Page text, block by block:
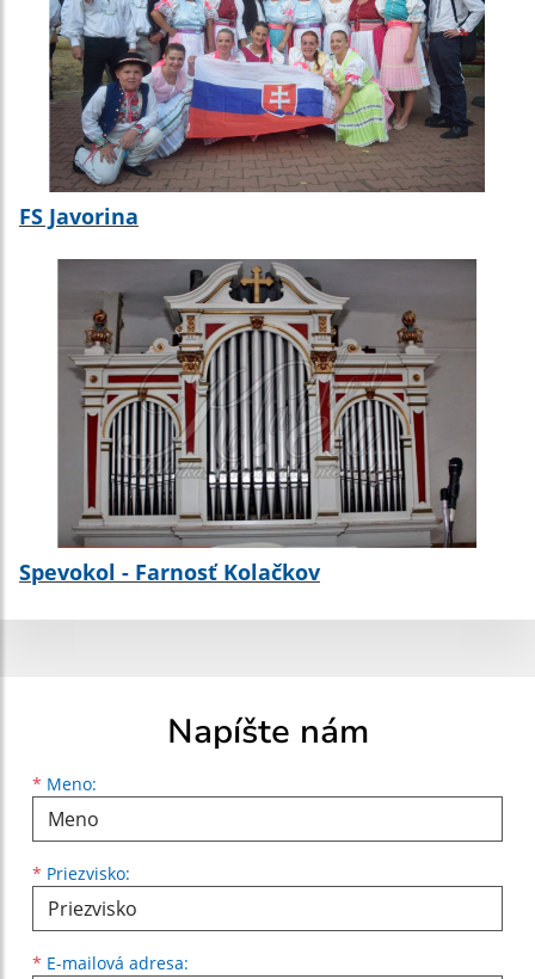
FS Javorina
Spevokol - Farnosť Kolačkov
Napíšte nám
* Meno:
Meno
* Priezvisko:
Priezvisko
* E-mailová adresa:
E-mailová adresa